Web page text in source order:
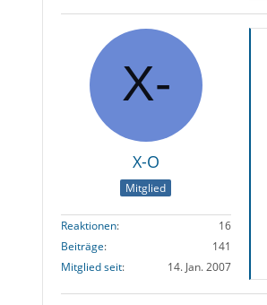
X-O
Mitglied
Reaktionen
16
Beiträge
141
Mitglied seit
14. Jan. 2007